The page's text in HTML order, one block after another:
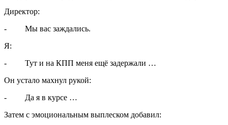
Директор:
- Мы вас заждались.
Я:
- Тут и на КПП меня ещё задержали …
Он устало махнул рукой:
- Да я в курсе …
Затем с эмоциональным выплеском добавил: